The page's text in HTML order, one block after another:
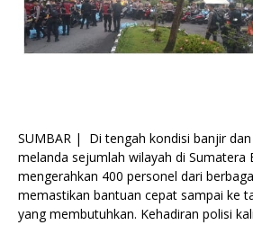
SUMBAR | Di tengah kondisi banjir
melanda sejumlah wilayah di Sumatera
mengerahkan 400 personel dari
memastikan bantuan cepat sampai ke
yang membutuhkan. Kehadiran polisi